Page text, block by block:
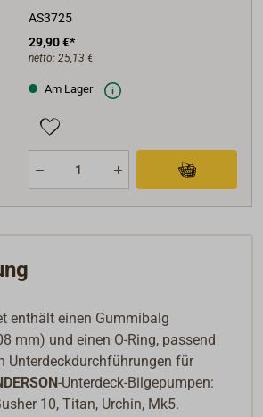
AS3725
29,90 €*
netto: 25,13 €
Am Lager
enthält einen Gummibalg
mm) und einen O-Ring, passend
Unterdeckdurchführungen für
-Unterdeck-Bilgepumpen:
10, Titan, Urchin, Mk5.